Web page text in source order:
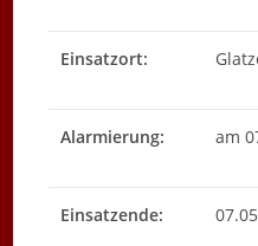
Einsatzort:
Alarmierung: am
Einsatzende: